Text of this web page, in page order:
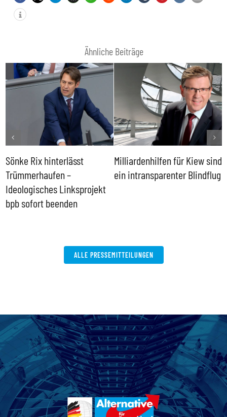
Ähnliche Beiträge
Sönke Rix hinterlässt
Trümmerhaufen –
Ideologisches Linksprojekt
bpb sofort beenden
Milliardenhilfen für Kiew sind
ein intransparenter Blindflug
ALLE PRESSEMITTEILUNGEN